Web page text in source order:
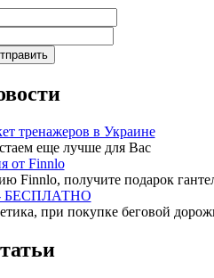
тренажеров в Украине
еще лучше для Вас
от Finnlo
Finnlo, получите подарок
- БЕСПЛАТНО
при покупке беговой